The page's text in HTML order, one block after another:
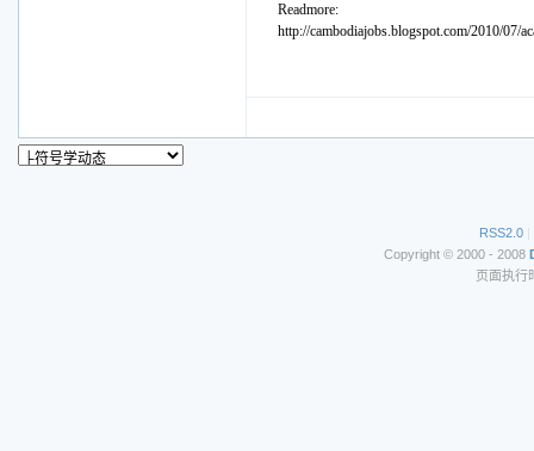
Readmore:
http://cambodiajobs.blogspot.com/2010/07/
RSS2.0 |
Copyright © 2000 - 2008
页面执行